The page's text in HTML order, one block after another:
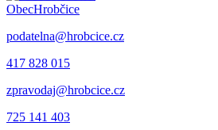
ObecHrobčice
podatelna@hrobcice.cz
417 828 015
zpravodaj@hrobcice.cz
725 141 403